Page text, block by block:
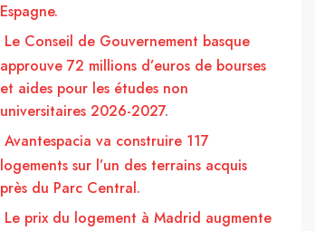
Espagne.
Le Conseil de Gouvernement basque
approuve 72 millions d’euros de bourses
et aides pour les études non
universitaires 2026-2027.
Avantespacia va construire 117
logements sur l’un des terrains acquis
près du Parc Central.
Le prix du logement à Madrid augmente